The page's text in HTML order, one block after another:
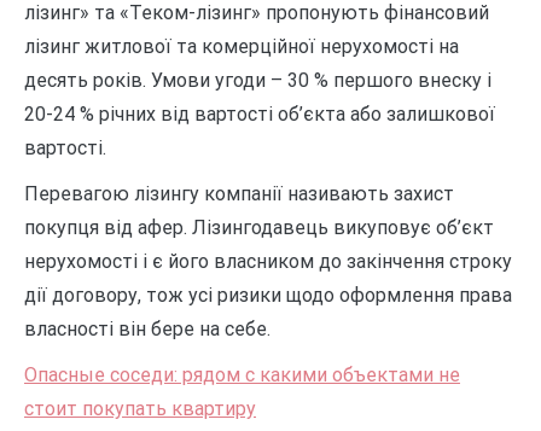
лізинг» та «Теком-лізинг» пропонують фінансовий
лізинг житлової та комерційної нерухомості на
десять років. Умови угоди – 30 % першого внеску і
20-24 % річних від вартості об’єкта або залишкової
вартості.
Перевагою лізингу компанії називають захист
покупця від афер. Лізингодавець викуповує об’єкт
нерухомості і є його власником до закінчення строку
дії договору, тож усі ризики щодо оформлення права
власності він бере на себе.
Опасные соседи: рядом с какими объектами не
стоит покупать квартиру